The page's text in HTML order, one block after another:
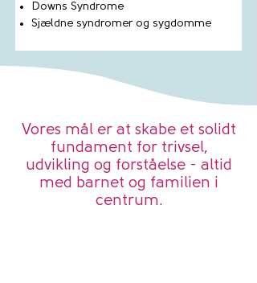
Downs Syndrome
Sjældne syndromer og sygdomme
Vores mål er at skabe et solidt
fundament for trivsel,
udvikling og forståelse - altid
med barnet og familien i
centrum.